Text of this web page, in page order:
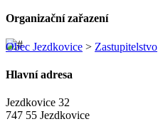
Organizační zařazení
Obec Jezdkovice > Zastupitelstvo
Hlavní adresa
Jezdkovice 32
747 55 Jezdkovice